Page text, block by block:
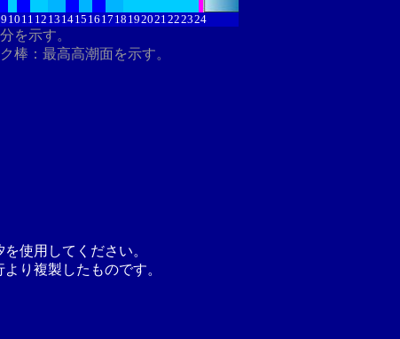
10 11 12 13 1415 16 17 18 192021222324
を示す。
棒：最高高潮面を示す。
使用してください。
り複製したものです。